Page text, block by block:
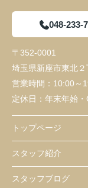
048-233-
〒352-0001
埼玉県新座市東北２
営業時間： 10:00～
定休日： 年末年始
トップページ
スタッフ紹介
スタッフブログ